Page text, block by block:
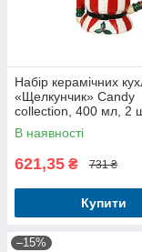
Набір керамічних
«Щелкунчик» Candy
collection, 400 мл, 2
червоний
В наявності
621,35 ₴ 731 ₴
Купити
–15%